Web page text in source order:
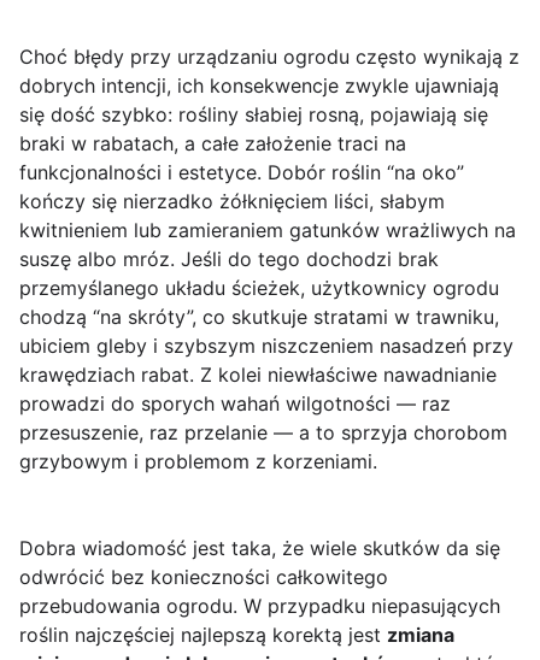
Choć błędy przy urządzaniu ogrodu często wynikają z
dobrych intencji, ich konsekwencje zwykle ujawniają
się dość szybko: rośliny słabiej rosną, pojawiają się
braki w rabatach, a całe założenie traci na
funkcjonalności i estetyce. Dobór roślin “na oko”
kończy się nierzadko żółknięciem liści, słabym
kwitnieniem lub zamieraniem gatunków wrażliwych na
suszę albo mróz. Jeśli do tego dochodzi brak
przemyślanego układu ścieżek, użytkownicy ogrodu
chodzą “na skróty”, co skutkuje stratami w trawniku,
ubiciem gleby i szybszym niszczeniem nasadzeń przy
krawędziach rabat. Z kolei niewłaściwe nawadnianie
prowadzi do sporych wahań wilgotności — raz
przesuszenie, raz przelanie — a to sprzyja chorobom
grzybowym i problemom z korzeniami.
Dobra wiadomość jest taka, że wiele skutków da się
odwrócić bez konieczności całkowitego
przebudowania ogrodu. W przypadku niepasujących
roślin najczęściej najlepszą korektą jest zmiana